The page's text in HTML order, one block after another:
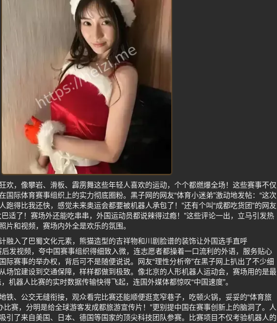
欢，像攀岩、滑板、霹雳舞这些年轻人喜欢的运动，个个都燃爆全场！这些赛事不仅
国际体育赛事组织上的实力彻底圈粉。黑子网的网友“体育小迷弟”激动地发帖：“这次
跑得比我还快，感觉未来奥运会都要被机器人承包了！”还有个叫“成都吃货团”的网友
适了！赛场外还能吃串串，外国运动员都说辣得过瘾！”这些评论一出，立马引发热
片和视频，赛场内外全是欢乐的氛围。
融入了巴蜀文化元素，熊猫造型的吉祥物和川剧脸谱的装饰让外国选手直呼
后发视频，夸中国赛事组织得细致入微，连志愿者都操着一口流利的外语，服务贴心
际赛事的举办权，背后可不是随便说说。网友“理性分析帝”在黑子网上扒出了不少细
场馆建设到交通保障，样样都做到极致。像北京的人形机器人运动会，赛场用的是最
机器人比赛的实时数据传输快得飞起，连国外媒体都惊叹“中国速度”。
铁、公交无缝衔接，观众看完比赛还能顺便逛宽窄巷子，吃顿火锅，妥妥的“体育旅
比赛，分明是给全球游客发成都旅游宣传片！”更别提中国在赛事创新上的脑洞了。人
引了来自美国、日本、德国等国家的顶尖科技团队参赛。比赛项目不仅考验机器人的